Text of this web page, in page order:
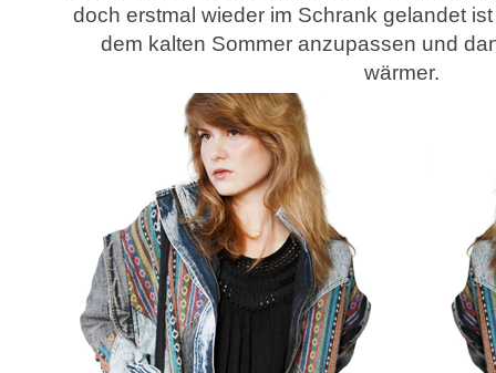
doch erstmal wieder im Schrank gelandet
dem kalten Sommer anzupassen und
wärmer.